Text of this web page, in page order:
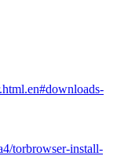
torbrowser-install-